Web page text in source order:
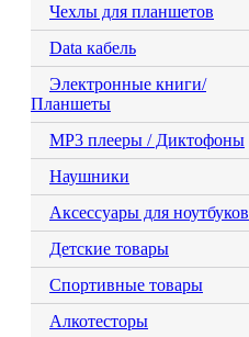
Чехлы для планшетов
Data кабель
Электронные книги/
Планшеты
MP3 плееры / Диктофоны
Наушники
Аксессуары для ноутбуков
Детские товары
Спортивные товары
Алкотесторы